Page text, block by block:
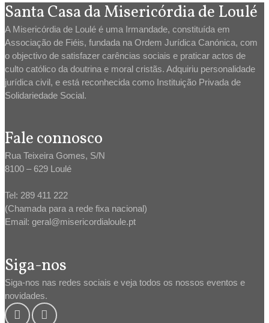
Santa Casa da Misericórdia de Loulé
A Misericórdia de Loulé é uma Irmandade, constituída em
Associação de Fiéis, fundada na Ordem Jurídica Canónica, com
o objectivo de satisfazer carências sociais e praticar actos de
culto católico da doutrina e moral cristãs. Adquiriu personalidade
jurídica civil, e está reconhecida como Instituição Privada de
Solidariedade Social.
Fale connosco
Rua Teixeira Gomes, S/N
8100 – 629 Loulé
Tel: 289 411 222
(Chamada para a rede fixa nacional)
Email: geral@misericordialoule.pt
Siga-nos
Siga-nos nas redes sociais e veja todos os nossos eventos e
novidades.